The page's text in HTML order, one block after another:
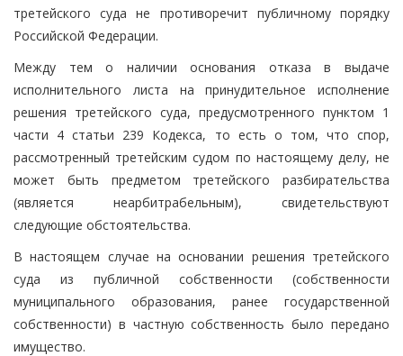
третейского суда не противоречит публичному порядку
Российской Федерации.
Между тем о наличии основания отказа в выдаче
исполнительного листа на принудительное исполнение
решения третейского суда, предусмотренного пунктом 1
части 4 статьи 239 Кодекса, то есть о том, что спор,
рассмотренный третейским судом по настоящему делу, не
может быть предметом третейского разбирательства
(является неарбитрабельным), свидетельствуют
следующие обстоятельства.
В настоящем случае на основании решения третейского
суда из публичной собственности (собственности
муниципального образования, ранее государственной
собственности) в частную собственность было передано
имущество.